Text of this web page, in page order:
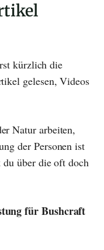
kürzlich die
gelesen, Videos
Natur arbeiten,
der Personen ist
über die oft doch
für Bushcraft